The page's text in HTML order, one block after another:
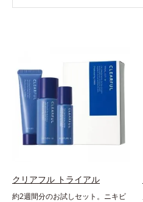
クリアフル トライアル
約2週間分のお試しセット。ニキビ